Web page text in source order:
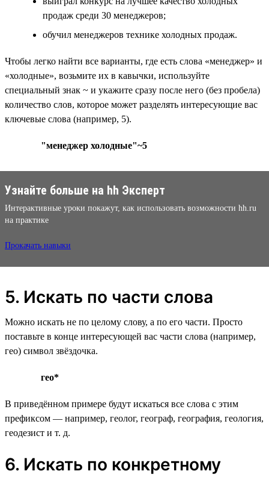
продаж среди 30 менеджеров;
обучил менеджеров технике холодных продаж.
Чтобы легко найти все варианты, где есть слова «менеджер» и
«холодные», возьмите их в кавычки, используйте
специальный знак ~ и укажите сразу после него (без пробела)
количество слов, которое может разделять интересующие вас
ключевые слова (например, 5).
"менеджер холодные"~5
Узнайте больше на hh Эксперт
Интерактивные уроки покажут, как использовать возможности hh.ru
на практике
Прокачать навыки
5. Искать по части слова
Можно искать не по целому слову, а по его части. Просто
поставьте в конце интересующей вас части слова (например,
гео) символ звёздочка.
гео*
В приведённом примере будут искаться все слова с этим
префиксом — например, геолог, географ, география, геология,
геодезист и т. д.
6. Искать по конкретному